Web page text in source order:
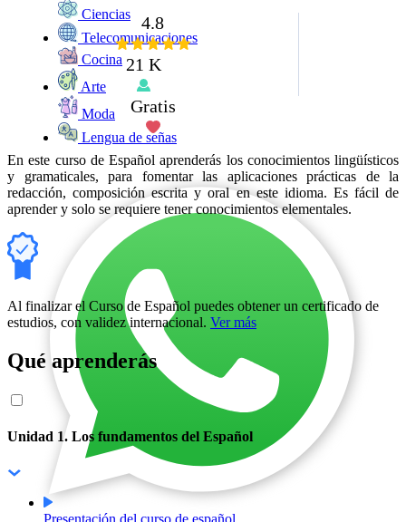
Ciencias
Telecomunicaciones
Cocina
Arte
Moda
Lengua de señas
4.8
21 K
Gratis
En este curso de Español aprenderás los conocimientos lingüísticos
y gramaticales, para fomentar las aplicaciones prácticas de la
redacción, composición escrita y oral en este idioma. Es fácil de
aprender y solo se requiere tener conocimientos elementales.
Al finalizar el Curso de Español puedes obtener un certificado de
estudios, con validez internacional. Ver más
Qué aprenderás
Unidad 1. Los fundamentos del Español